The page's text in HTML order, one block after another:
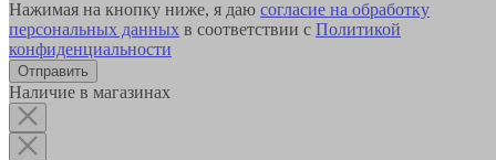
Нажимая на кнопку ниже, я даю согласие на обработку
персональных данных в соответствии с Политикой
конфиденциальности
Наличие в магазинах